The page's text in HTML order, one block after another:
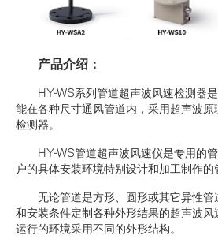
产品介绍：
HY-WS系列管道超声波风速检测器
能在各种尺寸通风管道内，采用超声波
检测器。
HY-WS管道超声波风速仪是专用的
户的具体安装环境特别设计和加工制作的
无论管道是方形、圆形或其它异性
和安装条件定制各种外形结果的超声波
运行的环境采用不同的外形结构。